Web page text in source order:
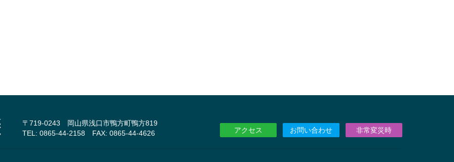
〒719-0243 岡山県浅口市鴨方町鴨方819
TEL: 0865-44-2158 FAX: 0865-44-4626
アクセス お問い合わせ 非常変災時